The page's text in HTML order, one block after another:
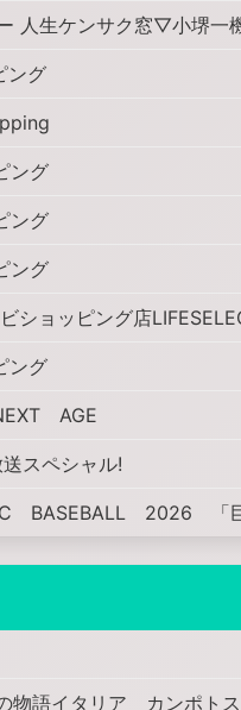
人生ケンサク窓▽小堺一
ング
ング
ング
ング
ショッピング店
ング
AGE
スペシャル!
BASEBALL 2026 「
物語イタリア カンポト